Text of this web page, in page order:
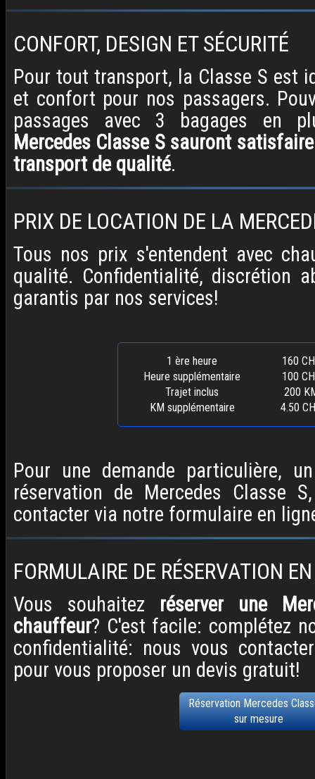
CONFORT, DESIGN ET SÉCURITÉ
Pour tout transport, la Classe S est
et confort pour nos passagers.
passages avec 3 bagages en
Mercedes Classe S sauront
transport de qualité.
PRIX DE LOCATION DE LA
Tous nos prix s'entendent avec
qualité. Confidentialité, discrétion
garantis par nos services!
1 ère heure
160
Heure supplémentaire
100
Trajet inclus
200
KM supplémentaire
4.50
Pour une demande particulière,
réservation de Mercedes Classe
contacter via notre formulaire en
FORMULAIRE DE RÉSERVATION
Vous souhaitez réserver une
chauffeur? C'est facile: complétez
confidentialité: nous vous
pour vous proposer un devis gratuit!
Réservation Mercedes
sur mesure